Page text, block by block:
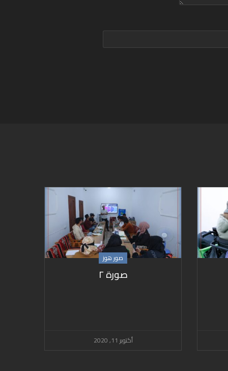
صور هوز
صورة ٢
أكتوبر 11, 2020